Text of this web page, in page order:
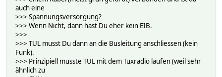
auch eine
>>> Spannungsversorgung?
>>> Wenn Nicht, dann hast Du eher kein EIB.
>>>
>>> TUL musst Du dann an die Busleitung anschliessen (kein
Funk).
>>> Prinzipiell musste TUL mit dem Tuxradio laufen (weil sehr
ähnlich zu